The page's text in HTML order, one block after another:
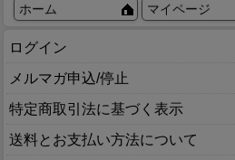
ホーム マイページ
ログイン
メルマガ申込/停止
特定商取引法に基づく表示
送料とお支払い方法について